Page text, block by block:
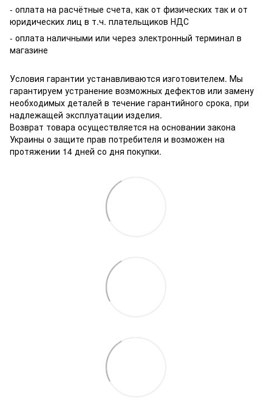
- оплата на расчётные счета, как от физических так и от
юридических лиц в т.ч. плательщиков НДС
- оплата наличными или через электронный терминал в
магазине
Условия гарантии устанавливаются изготовителем. Мы
гарантируем устранение возможных дефектов или замену
необходимых деталей в течение гарантийного срока, при
надлежащей эксплуатации изделия.
Возврат товара осуществляется на основании закона
Украины о защите прав потребителя и возможен на
протяжении 14 дней со дня покупки.